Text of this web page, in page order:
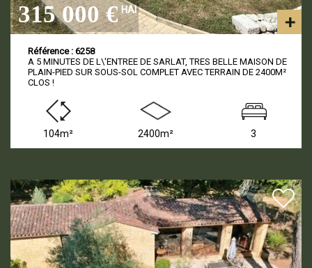
315 000 € HAI
Référence : 6258
A 5 MINUTES DE L\'ENTREE DE SARLAT, TRES BELLE MAISON DE
PLAIN-PIED SUR SOUS-SOL COMPLET AVEC TERRAIN DE 2400M²
CLOS !
104m² 2400m² 3